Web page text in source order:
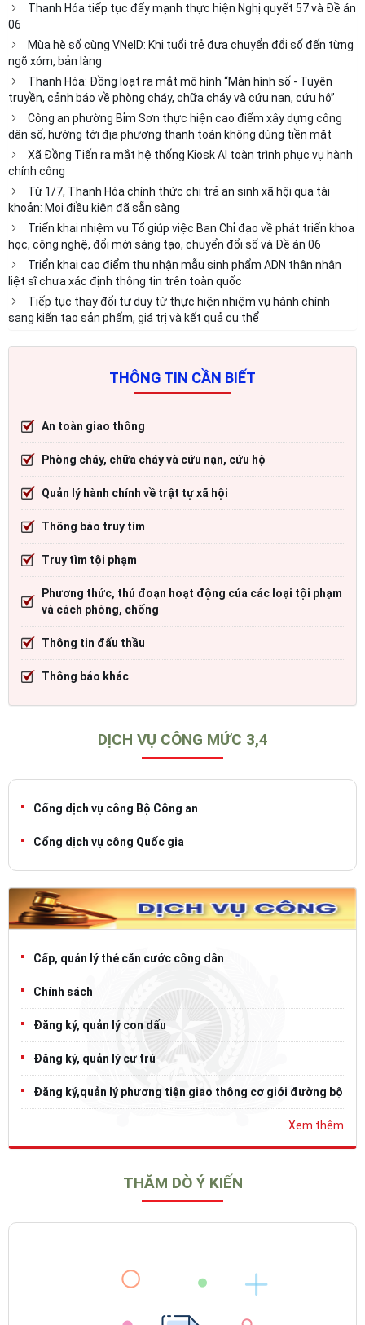
Thanh Hóa tiếp tục đẩy mạnh thực hiện Nghị quyết 57 và Đề án
06
Mùa hè số cùng VNeID: Khi tuổi trẻ đưa chuyển đổi số đến từng
ngõ xóm, bản làng
Thanh Hóa: Đồng loạt ra mắt mô hình “Màn hình số - Tuyên
truyền, cảnh báo về phòng cháy, chữa cháy và cứu nạn, cứu hộ”
Công an phường Bỉm Sơn thực hiện cao điểm xây dựng công
dân số, hướng tới địa phương thanh toán không dùng tiền mặt
Xã Đồng Tiến ra mắt hệ thống Kiosk AI toàn trình phục vụ hành
chính công
Từ 1/7, Thanh Hóa chính thức chi trả an sinh xã hội qua tài
khoản: Mọi điều kiện đã sẵn sàng
Triển khai nhiệm vụ Tổ giúp việc Ban Chỉ đạo về phát triển khoa
học, công nghệ, đổi mới sáng tạo, chuyển đổi số và Đề án 06
Triển khai cao điểm thu nhận mẫu sinh phẩm ADN thân nhân
liệt sĩ chưa xác định thông tin trên toàn quốc
Tiếp tục thay đổi tư duy từ thực hiện nhiệm vụ hành chính
sang kiến tạo sản phẩm, giá trị và kết quả cụ thể
THÔNG TIN CẦN BIẾT
An toàn giao thông
Phòng cháy, chữa cháy và cứu nạn, cứu hộ
Quản lý hành chính về trật tự xã hội
Thông báo truy tìm
Truy tìm tội phạm
Phương thức, thủ đoạn hoạt động của các loại tội phạm
và cách phòng, chống
Thông tin đấu thầu
Thông báo khác
DỊCH VỤ CÔNG MỨC 3,4
Cổng dịch vụ công Bộ Công an
Cổng dịch vụ công Quốc gia
Cấp, quản lý thẻ căn cước công dân
Chính sách
Đăng ký, quản lý con dấu
Đăng ký, quản lý cư trú
Đăng ký,quản lý phương tiện giao thông cơ giới đường bộ
Xem thêm
THĂM DÒ Ý KIẾN